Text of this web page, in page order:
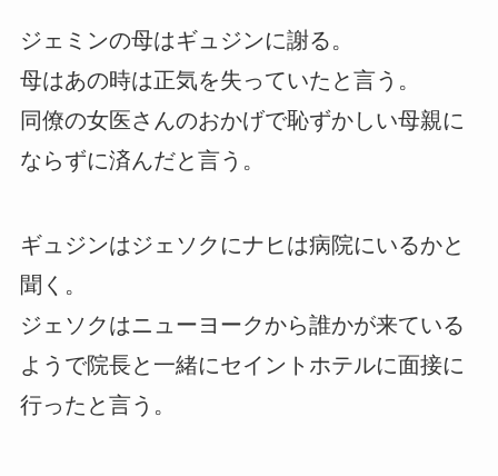
ジェミンの母はギュジンに謝る。
母はあの時は正気を失っていたと言う。
同僚の女医さんのおかげで恥ずかしい母親に
ならずに済んだと言う。
ギュジンはジェソクにナヒは病院にいるかと
聞く。
ジェソクはニューヨークから誰かが来ている
ようで院長と一緒にセイントホテルに面接に
行ったと言う。